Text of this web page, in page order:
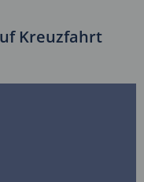
Kreuzfahrt